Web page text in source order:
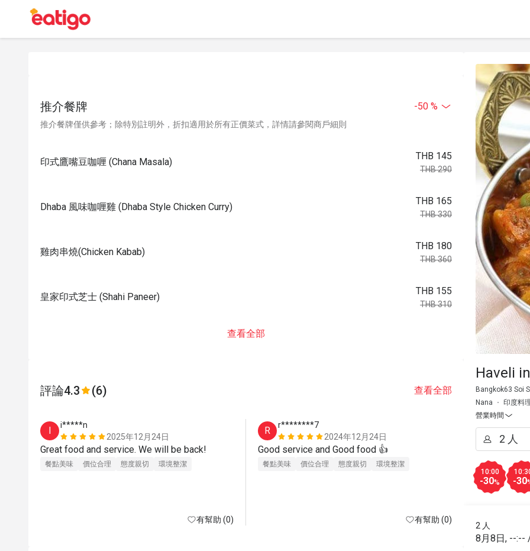
推介餐牌 -50 %
推介餐牌僅供參考；除特別註明外，折扣適用於所有正價菜式，詳情請參閱商戶細則
印式鷹嘴豆咖喱 (Chana Masala)
THB 145
THB 290
Dhaba 風味咖喱雞 (Dhaba Style Chicken Curry)
THB 165
THB 330
雞肉串燒(Chicken Kabab)
THB 180
THB 360
皇家印式芝士 (Shahi Paneer)
THB 155
THB 310
查看全部
評論4.3 (6) 查看全部
I
i*****n
2025年12月24日
Great food and service. We will be back!
餐點美味 價位合理 態度親切 環境整潔
有幫助 (0)
R
r********7
2024年12月24日
餐點美味 價位合理 態度親切 環境整潔
有幫助 (0)
S
價位合理
Haveli
Bangkok63 Soi
Nana
印度料
營業時間
10:00
-30% -30
2 人
8月8日 , --:--